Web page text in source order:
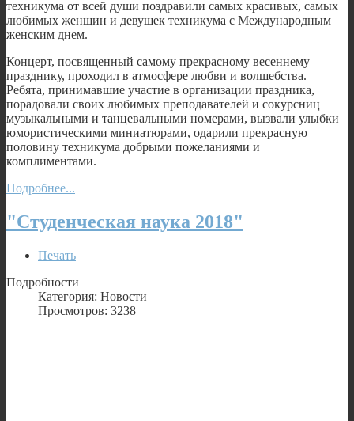
техникума от всей души поздравили самых красивых, самых
любимых женщин и девушек техникума с Международным
женским днем.
Концерт, посвященный самому прекрасному весеннему
празднику, проходил в атмосфере любви и волшебства.
Ребята, принимавшие участие в организации праздника,
порадовали своих любимых преподавателей и сокурсниц
музыкальными и танцевальными номерами, вызвали улыбки
юмористическими миниатюрами, одарили прекрасную
половину техникума добрыми пожеланиями и
комплиментами.
Подробнее...
"Студенческая наука 2018"
Печать
Подробности
Категория: Новости
Просмотров: 3238